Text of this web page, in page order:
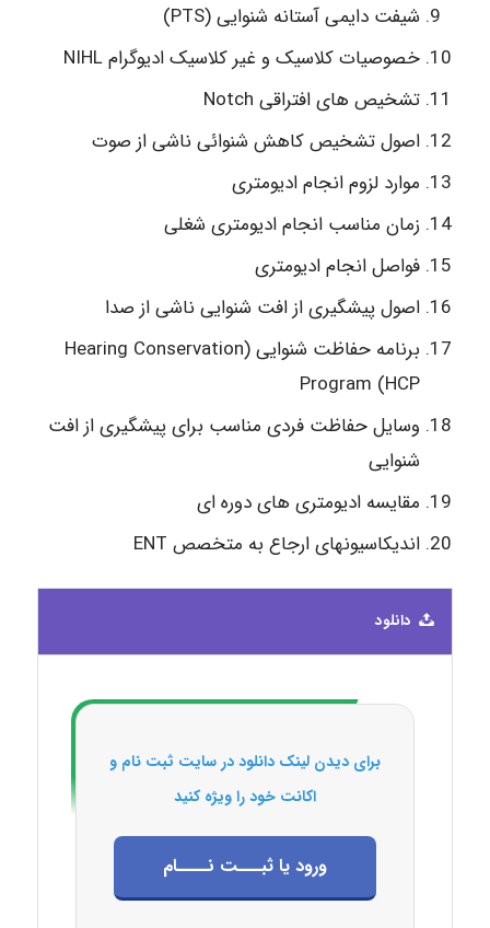
شیفت دایمی آستانه شنوایی (PTS)
خصوصیات کلاسیک و غیر کلاسیک ادیوگرام NIHL
تشخیص های افتراقی Notch
اصول تشخیص کاهش شنوائی ناشی از صوت
موارد لزوم انجام ادیومتری
زمان مناسب انجام ادیومتری شغلی
فواصل انجام ادیومتری
اصول پیشگیری از افت شنوایی ناشی از صدا
برنامه حفاظت شنوایی (
Hearing Conservation
Program (HCP
وسایل حفاظت فردی مناسب برای پیشگیری از افت
شنوایی
مقایسه ادیومتری های دوره ای
اندیکاسیونهای ارجاع به متخصص ENT
دانلود
برای دیدن لینک دانلود در سایت ثبت نام و
اکانت خود را ویژه کنید
ورود یا ثبـــت نــــام